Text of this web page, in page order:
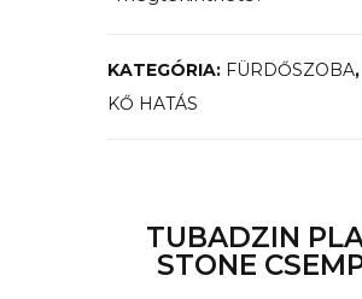
KATEGÓRIA: FÜRDŐSZOBA,
KŐ HATÁS
TUBADZIN
STONE